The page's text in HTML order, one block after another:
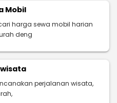
Mobil
harga sewa mobil harian
deng
perjalanan wisata,